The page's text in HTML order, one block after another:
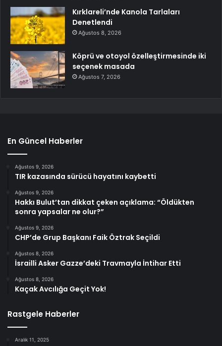
Kırklareli’nde Kanola Tarlaları
Denetlendi
Ağustos 8, 2026
Köprü ve otoyol özelleştirmesinde iki
seçenek masada
Ağustos 7, 2026
En Güncel Haberler
Ağustos 9, 2026
TIR kazasında sürücü hayatını kaybetti
Ağustos 9, 2026
Hakkı Bulut’tan dikkat çeken açıklama: “Öldükten
sonra yapsalar ne olur?”
Ağustos 9, 2026
CHP’de Grup Başkanı Faik Öztrak Seçildi
Ağustos 8, 2026
İsrailli Asker Gazze’deki Travmayla İntihar Etti
Ağustos 8, 2026
Kaçak Avcılığa Geçit Yok!
Rastgele Haberler
Aralık 11, 2025